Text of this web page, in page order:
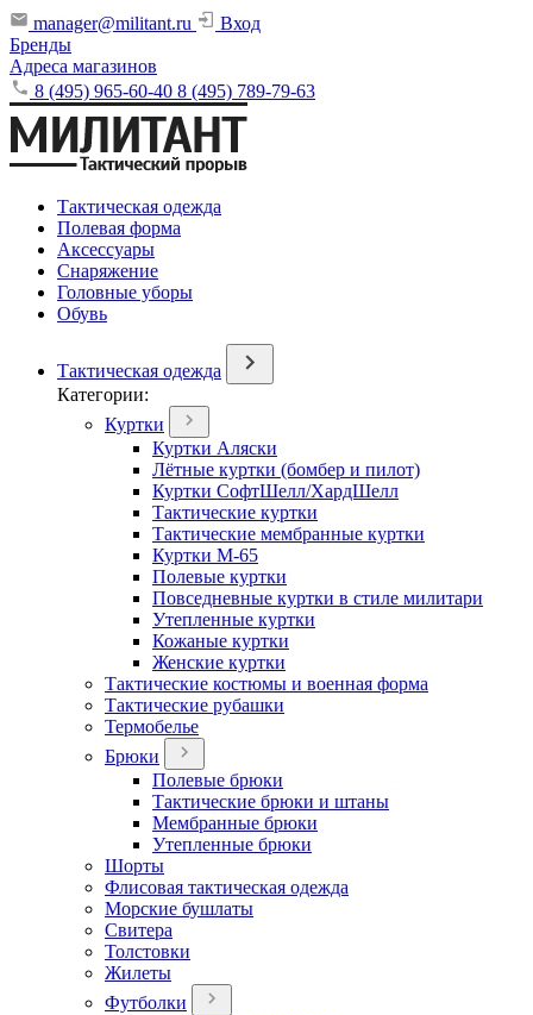
manager@militant.ru
Вход
Бренды
Адреса магазинов
8 (495) 965-60-40 8 (495) 789-79-63
Тактическая одежда
Полевая форма
Аксессуары
Снаряжение
Головные уборы
Обувь
Тактическая одежда
Категории:
Куртки
Куртки Аляски
Лётные куртки (бомбер и пилот)
Куртки СофтШелл/ХардШелл
Тактические куртки
Тактические мембранные куртки
Куртки М-65
Полевые куртки
Повседневные куртки в стиле милитари
Утепленные куртки
Кожаные куртки
Женские куртки
Тактические костюмы и военная форма
Тактические рубашки
Термобелье
Брюки
Полевые брюки
Тактические брюки и штаны
Мембранные брюки
Утепленные брюки
Шорты
Флисовая тактическая одежда
Морские бушлаты
Свитера
Толстовки
Жилеты
Футболки